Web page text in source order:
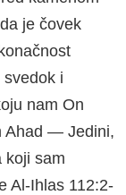
je čovek
i
nam On
Ahad — Jedini,
koji sam
Al-Ihlas 112:2-